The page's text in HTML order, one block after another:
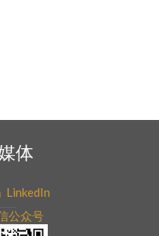
体
LinkedIn
公众号